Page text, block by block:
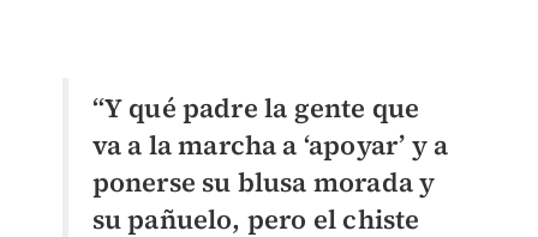
“Y qué padre la gente que
va a la marcha a ‘apoyar’ y a
ponerse su blusa morada y
su pañuelo, pero el chiste